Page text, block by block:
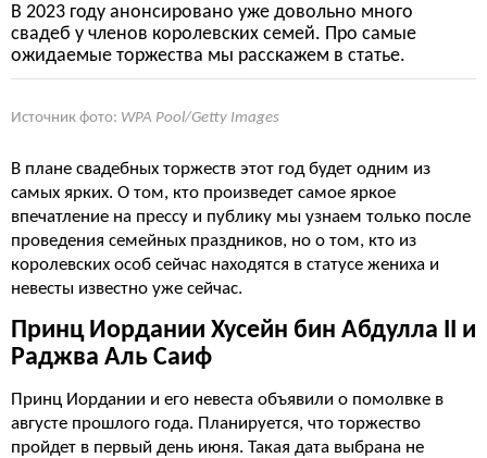
В 2023 году анонсировано уже довольно много
свадеб у членов королевских семей. Про самые
ожидаемые торжества мы расскажем в статье.
Источник фото: WPA Pool/Getty Images
В плане свадебных торжеств этот год будет одним из
самых ярких. О том, кто произведет самое яркое
впечатление на прессу и публику мы узнаем только после
проведения семейных праздников, но о том, кто из
королевских особ сейчас находятся в статусе жениха и
невесты известно уже сейчас.
Принц Иордании Хусейн бин Абдулла II и
Раджва Аль Саиф
Принц Иордании и его невеста объявили о помолвке в
августе прошлого года. Планируется, что торжество
пройдет в первый день июня. Такая дата выбрана не